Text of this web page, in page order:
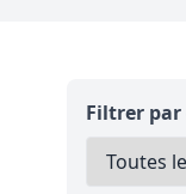
Filtrer par